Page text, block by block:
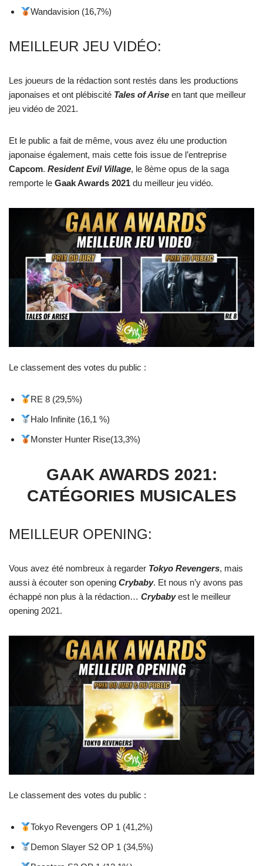
Wandavision (16,7%)
MEILLEUR JEU VIDÉO:
Les joueurs de la rédaction sont restés dans les productions
japonaises et ont plébiscité Tales of Arise en tant que meilleur
jeu vidéo de 2021.
Et le public a fait de même, vous avez élu une production
japonaise également, mais cette fois issue de l’entreprise
Capcom. Resident Evil Village, le 8ème opus de la saga
remporte le Gaak Awards 2021 du meilleur jeu vidéo.
Le classement des votes du public :
RE 8 (29,5%)
Halo Infinite (16,1 %)
Monster Hunter Rise(13,3%)
GAAK AWARDS 2021:
CATÉGORIES MUSICALES
MEILLEUR OPENING:
Vous avez été nombreux à regarder Tokyo Revengers, mais
aussi à écouter son opening Crybaby. Et nous n’y avons pas
échappé non plus à la rédaction… Crybabyest le meilleur
opening 2021.
Le classement des votes du public :
Tokyo Revengers OP 1 (41,2%)
Demon Slayer S2 OP 1 (34,5%)